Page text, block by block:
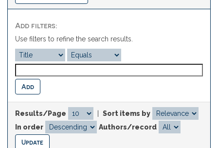
Add filters:
Use filters to refine the search results.
Results/Page
Sort items by
In order
Authors/record